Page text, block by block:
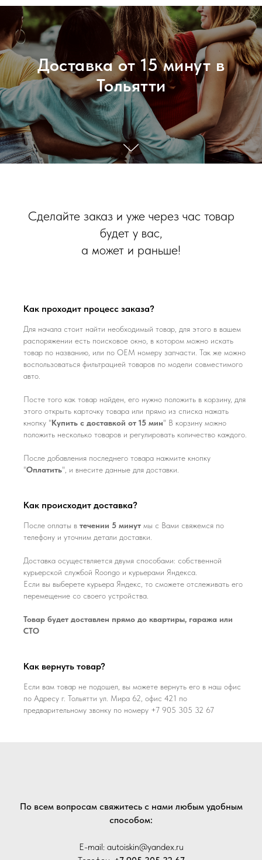
Доставка от 15 минут в
Тольятти
Сделайте заказ и уже через час товар
будет у вас,
а может и раньше!
Как проходит процесс заказа?
Для начала стоит найти необходимый товар, для этого в вашем
распоряжении есть поисковое окно, в котором можно искать
товар по названию, или по ОЕМ номеру запчасти. Так же можно
воспользоваться фильтрацией товаров по модели совместимого
авто.
Посте того как товар найден, его нужно положить в корзину, для
этого открыть карточку товара или прямо из списка нажать
кнопку "Купить с доставкой от 15 мин" В корзину можно
положить несколько товаров и регулировать количество каждого.
После добавления последнего товара нажмите кнопку
"Оплатить", и внесите данные для доставки.
Как происходит доставка?
После оплаты в течении 5 минут мы с Вами свяжемся по
телефону и уточним детали доставки.
Доставка осуществляется двумя способами: собственной
курьерской службой Roongo и курьерами Яндекса.
Если вы выберете курьера Яндекс, то сможете отслеживать его
перемещение со своего устройства.
Товар будет доставлен прямо до квартиры, гаража или
СТО
Как вернуть товар?
Если вам товар не подошел, вы можете вернуть его в наш офис
по Адресу г. Тольятти ул. Мира 62, офис 421 по
предварительному звонку по номеру +7 905 305 32 67
По всем вопросам свяжитесь с нами любым удобным
способом:
E-mail: autoiskin@yandex.ru